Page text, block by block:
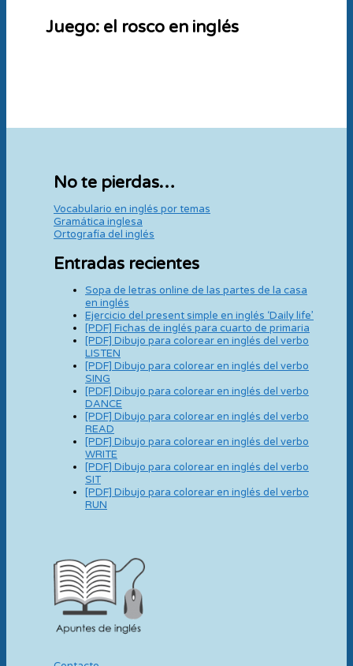
Juego: el rosco en inglés
No te pierdas…
Vocabulario en inglés por temas
Gramática inglesa
Ortografía del inglés
Entradas recientes
Sopa de letras online de las partes de la casa
en inglés
Ejercicio del present simple en inglés ‘Daily life’
[PDF] Fichas de inglés para cuarto de primaria
[PDF] Dibujo para colorear en inglés del verbo
LISTEN
[PDF] Dibujo para colorear en inglés del verbo
SING
[PDF] Dibujo para colorear en inglés del verbo
DANCE
[PDF] Dibujo para colorear en inglés del verbo
READ
[PDF] Dibujo para colorear en inglés del verbo
WRITE
[PDF] Dibujo para colorear en inglés del verbo
SIT
[PDF] Dibujo para colorear en inglés del verbo
RUN